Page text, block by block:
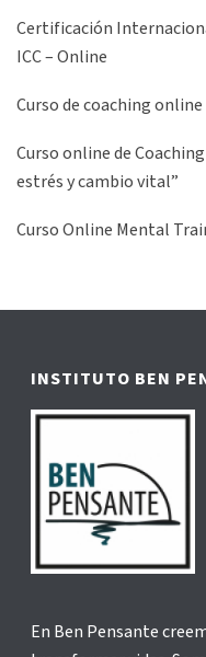
Certificación
ICC – Online
Curso de coaching
Curso online de
estrés y cambio vital”
Curso Online Mental
INSTITUTO BEN
En Ben Pensante